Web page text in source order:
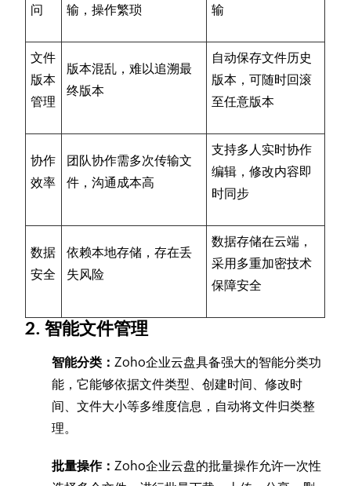
问
输，操作繁琐
输
文件
版本
管理
版本混乱，难以追溯最
终版本
自动保存文件历史
版本，可随时回滚
至任意版本
协作
效率
团队协作需多次传输文
件，沟通成本高
支持多人实时协作
编辑，修改内容即
时同步
数据
安全
依赖本地存储，存在丢
失风险
数据存储在云端，
采用多重加密技术
保障安全
2. 智能文件管理
智能分类：Zoho企业云盘具备强大的智能分类功
能，它能够依据文件类型、创建时间、修改时
间、文件大小等多维度信息，自动将文件归类整
理。
批量操作：Zoho企业云盘的批量操作允许一次性